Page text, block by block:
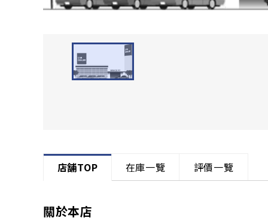
店舗TOP 在庫一覽 評價一覽
關於本店